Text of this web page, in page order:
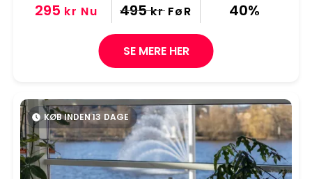
295 kr Nu 495 kr FøR 40%
SE MERE HER
KØB INDEN13 DAGE